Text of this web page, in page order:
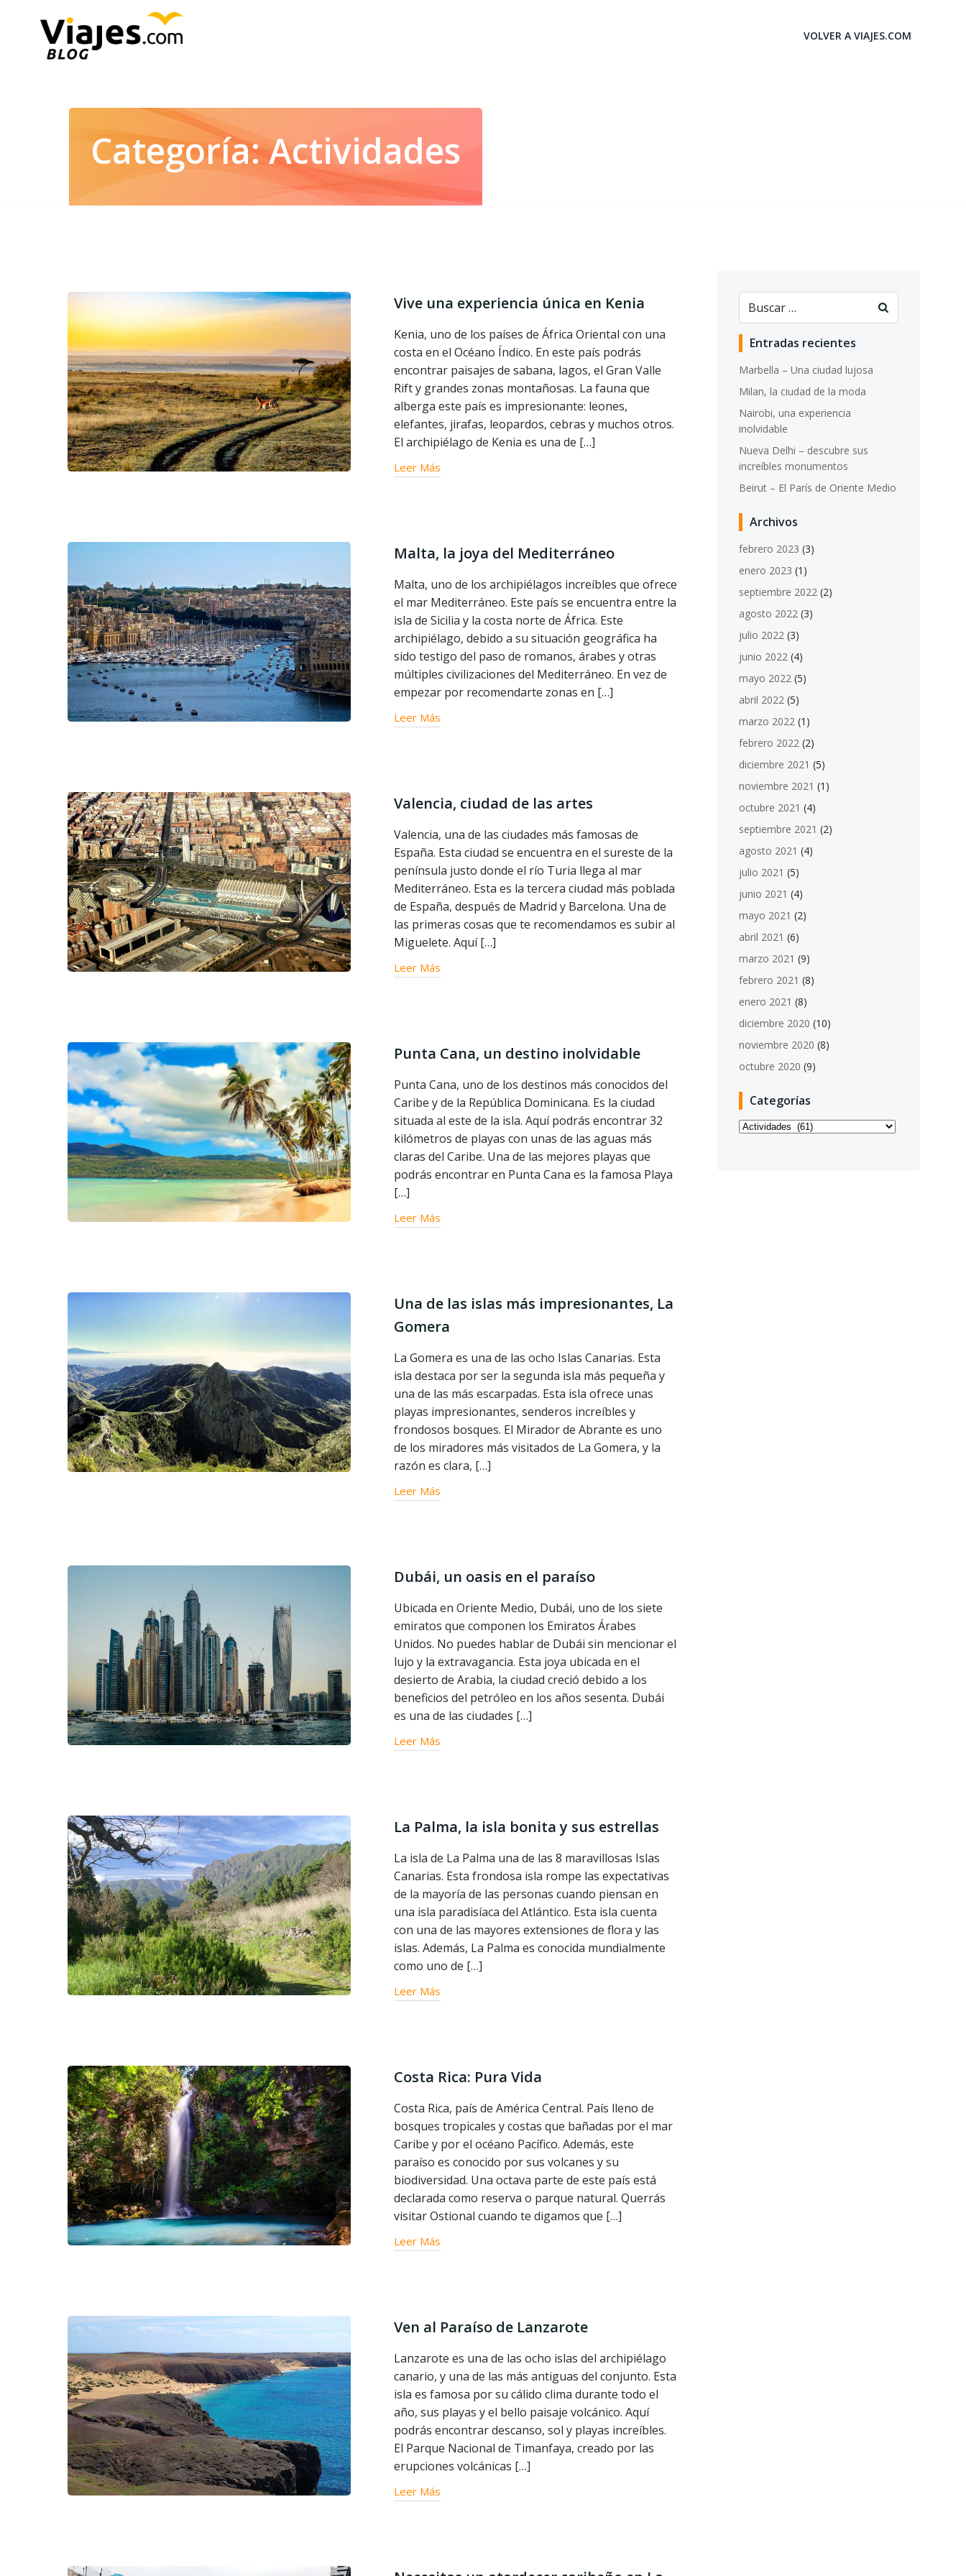
contenido
VOLVER A VIAJES.COM
Categoría:Actividades
Vive una experiencia única en Kenia
Kenia, uno de los países de África Oriental con una
costa en el Océano Índico. En este país podrás
encontrar paisajes de sabana, lagos, el Gran Valle
Rift y grandes zonas montañosas. La fauna que
alberga este país es impresionante: leones,
elefantes, jirafas, leopardos, cebras y muchos otros.
El archipiélago de Kenia es una de […]
Leer Más
Malta, la joya del Mediterráneo
Malta, uno de los archipiélagos increíbles que ofrece
el mar Mediterráneo. Este país se encuentra entre la
isla de Sicilia y la costa norte de África. Este
archipiélago, debido a su situación geográfica ha
sido testigo del paso de romanos, árabes y otras
múltiples civilizaciones del Mediterráneo. En vez de
empezar por recomendarte zonas en […]
Leer Más
Valencia, ciudad de las artes
Valencia, una de las ciudades más famosas de
España. Esta ciudad se encuentra en el sureste de la
península justo donde el río Turia llega al mar
Mediterráneo. Esta es la tercera ciudad más poblada
de España, después de Madrid y Barcelona. Una de
las primeras cosas que te recomendamos es subir al
Miguelete. Aquí […]
Leer Más
Punta Cana, un destino inolvidable
Punta Cana, uno de los destinos más conocidos del
Caribe y de la República Dominicana. Es la ciudad
situada al este de la isla. Aquí podrás encontrar 32
kilómetros de playas con unas de las aguas más
claras del Caribe. Una de las mejores playas que
podrás encontrar en Punta Cana es la famosa Playa
[…]
Leer Más
Una de las islas más impresionantes, La
Gomera
La Gomera es una de las ocho Islas Canarias. Esta
isla destaca por ser la segunda isla más pequeña y
una de las más escarpadas. Esta isla ofrece unas
playas impresionantes, senderos increíbles y
frondosos bosques. El Mirador de Abrante es uno
de los miradores más visitados de La Gomera, y la
razón es clara, […]
Leer Más
Dubái, un oasis en el paraíso
Ubicada en Oriente Medio, Dubái, uno de los siete
emiratos que componen los Emiratos Árabes
Unidos. No puedes hablar de Dubái sin mencionar el
lujo y la extravagancia. Esta joya ubicada en el
desierto de Arabia, la ciudad creció debido a los
beneficios del petróleo en los años sesenta. Dubái
es una de las ciudades […]
Leer Más
La Palma, la isla bonita y sus estrellas
La isla de La Palma una de las 8 maravillosas Islas
Canarias. Esta frondosa isla rompe las expectativas
de la mayoría de las personas cuando piensan en
una isla paradisíaca del Atlántico. Esta isla cuenta
con una de las mayores extensiones de flora y las
islas. Además, La Palma es conocida mundialmente
como uno de […]
Leer Más
Costa Rica: Pura Vida
Costa Rica, país de América Central. País lleno de
bosques tropicales y costas que bañadas por el mar
Caribe y por el océano Pacífico. Además, este
paraíso es conocido por sus volcanes y su
biodiversidad. Una octava parte de este país está
declarada como reserva o parque natural. Querrás
visitar Ostional cuando te digamos que […]
Leer Más
Ven al Paraíso de Lanzarote
Lanzarote es una de las ocho islas del archipiélago
canario, y una de las más antiguas del conjunto. Esta
isla es famosa por su cálido clima durante todo el
año, sus playas y el bello paisaje volcánico. Aquí
podrás encontrar descanso, sol y playas increíbles.
El Parque Nacional de Timanfaya, creado por las
erupciones volcánicas […]
Leer Más
Entradas recientes
Marbella – Una ciudad lujosa
Milan, la ciudad de la moda
Nairobi, una experiencia
inolvidable
Nueva Delhi – descubre sus
increíbles monumentos
Beirut – El París de Oriente Medio
Archivos
febrero 2023 (3)
enero 2023 (1)
septiembre 2022 (2)
agosto 2022 (3)
julio 2022 (3)
junio 2022 (4)
mayo 2022 (5)
abril 2022 (5)
marzo 2022 (1)
febrero 2022 (2)
diciembre 2021 (5)
noviembre 2021 (1)
octubre 2021 (4)
septiembre 2021 (2)
agosto 2021 (4)
julio 2021 (5)
junio 2021 (4)
mayo 2021 (2)
abril 2021 (6)
marzo 2021 (9)
febrero 2021 (8)
enero 2021 (8)
diciembre 2020 (10)
noviembre 2020 (8)
octubre 2020 (9)
Categorías
Categorías